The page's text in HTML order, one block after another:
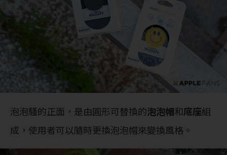
泡泡騷的正面，是由圓形可替換的泡泡帽和底座組
成，使用者可以隨時更換泡泡帽來變換風格。